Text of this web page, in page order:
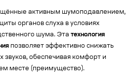
активным шумоподавлением,
органов слуха в условиях
шума. Эта технология
позволяет эффективно снижать
звуков, обеспечивая комфорт и
месте (преимущество).